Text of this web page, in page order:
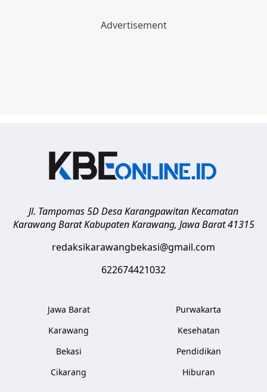
Jl. Tampomas 5D Desa Karangpawitan Kecamatan
Karawang Barat Kabupaten Karawang, Jawa Barat 41315
redaksikarawangbekasi@gmail.com
622674421032
Jawa Barat
Karawang
Bekasi
Cikarang
Purwakarta
Kesehatan
Pendidikan
Hiburan